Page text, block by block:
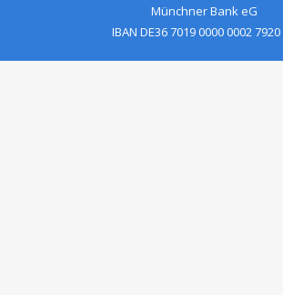
Münchner Bank eG
IBAN DE36 7019 0000 0002